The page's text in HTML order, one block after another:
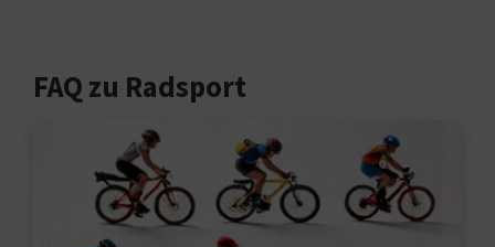
FAQ zu Radsport